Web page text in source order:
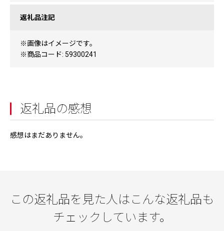
返礼品注記
※画像はイメージです。
※商品コード: 59300241
返礼品の感想
感想はまだありません。
この返礼品を見た人はこんな返礼品も
チェックしています。